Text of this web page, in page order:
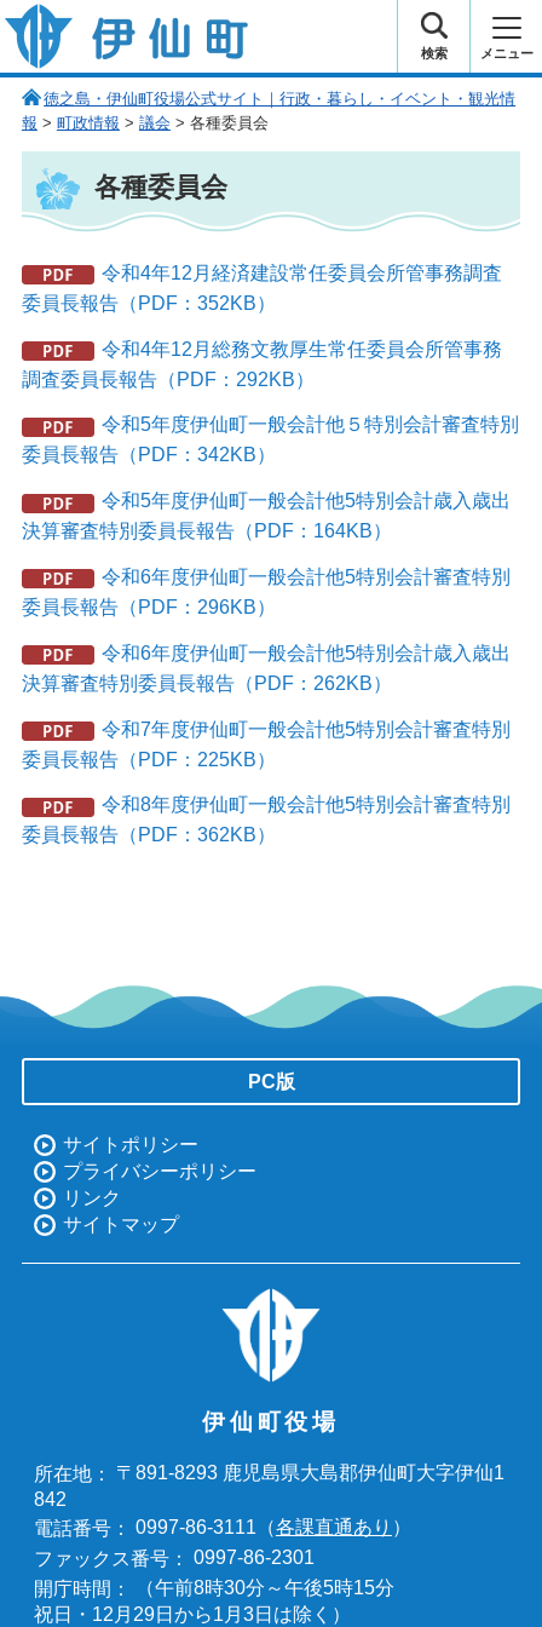
伊仙町 健康・長寿と子宝の町
検索 メニュー
徳之島・伊仙町役場公式サイト｜行政・暮らし・イベント・観光情
報 > 町政情報 > 議会 > 各種委員会
各種委員会
令和4年12月経済建設常任委員会所管事務調査
委員長報告（PDF：352KB）
令和4年12月総務文教厚生常任委員会所管事務
調査委員長報告（PDF：292KB）
令和5年度伊仙町一般会計他５特別会計審査特別
委員長報告（PDF：342KB）
令和5年度伊仙町一般会計他5特別会計歳入歳出
決算審査特別委員長報告（PDF：164KB）
令和6年度伊仙町一般会計他5特別会計審査特別
委員長報告（PDF：296KB）
令和6年度伊仙町一般会計他5特別会計歳入歳出
決算審査特別委員長報告（PDF：262KB）
令和7年度伊仙町一般会計他5特別会計審査特別
委員長報告（PDF：225KB）
令和8年度伊仙町一般会計他5特別会計審査特別
委員長報告（PDF：362KB）
PC版
サイトポリシー
プライバシーポリシー
リンク
サイトマップ
伊仙町役場
所在地：
〒891-8293 鹿児島県大島郡伊仙町大字伊仙1
842
電話番号：
0997-86-3111（各課直通あり ）
ファックス番号：
0997-86-2301
開庁時間：
（午前8時30分～午後5時15分
祝日・12月29日から1月3日は除く）